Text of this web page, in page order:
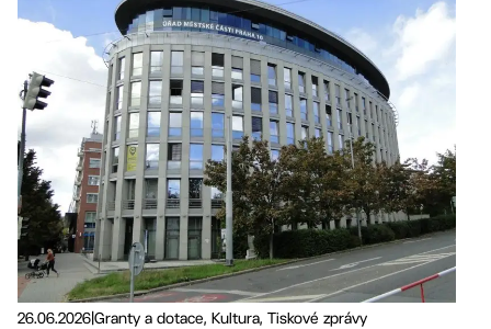
26.06.2026Granty a dotace, Kultura, Tiskové zprávy